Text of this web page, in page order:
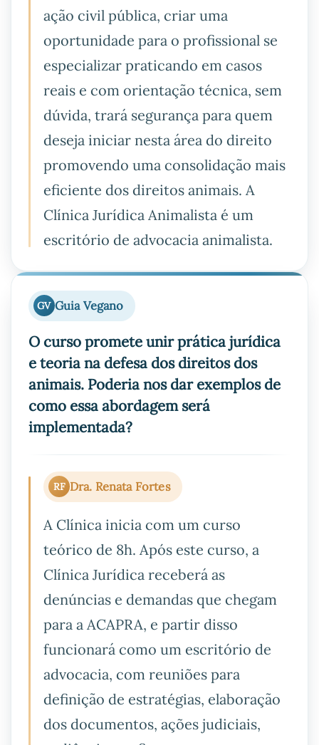
ação civil pública, criar uma
oportunidade para o profissional se
especializar praticando em casos
reais e com orientação técnica, sem
dúvida, trará segurança para quem
deseja iniciar nesta área do direito
promovendo uma consolidação mais
eficiente dos direitos animais. A
Clínica Jurídica Animalista é um
escritório de advocacia animalista.
GV Guia Vegano
O curso promete unir prática jurídica
e teoria na defesa dos direitos dos
animais. Poderia nos dar exemplos de
como essa abordagem será
implementada?
RF Dra. Renata Fortes
A Clínica inicia com um curso
teórico de 8h. Após este curso, a
Clínica Jurídica receberá as
denúncias e demandas que chegam
para a ACAPRA, e partir disso
funcionará como um escritório de
advocacia, com reuniões para
definição de estratégias, elaboração
dos documentos, ações judiciais,